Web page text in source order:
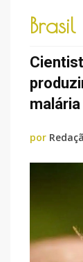
Brasil
malária
por